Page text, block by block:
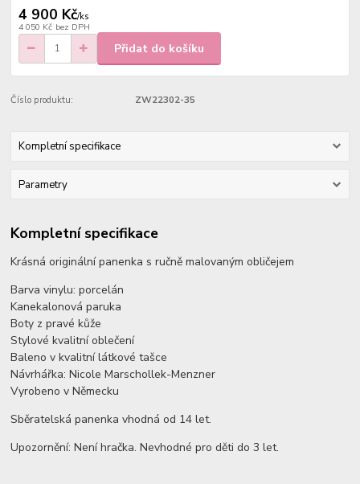
4 900 Kč/ks
4 050 Kč bez DPH
Přidat do košíku
Číslo produktu: ZW22302-35
Kompletní specifikace
Parametry
Kompletní specifikace
Krásná originální panenka s ručně malovaným obličejem
Barva vinylu: porcelán
Kanekalonová paruka
Boty z pravé kůže
Stylové kvalitní oblečení
Baleno v kvalitní látkové tašce
Návrhářka: Nicole Marschollek-Menzner
Vyrobeno v Německu
Sběratelská panenka vhodná od 14 let.
Upozornění: Není hračka. Nevhodné pro děti do 3 let.